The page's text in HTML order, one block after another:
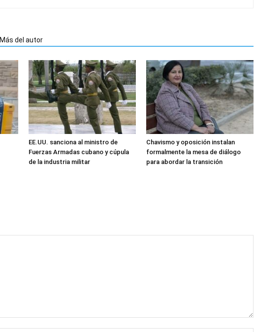
Más del autor
EE.UU. sanciona al ministro de
Fuerzas Armadas cubano y cúpula
de la industria militar
Chavismo y oposición instalan
formalmente la mesa de diálogo
para abordar la transición